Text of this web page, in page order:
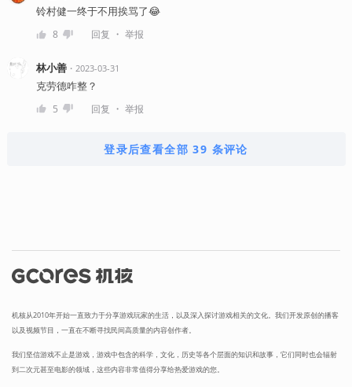
铃村健一终于不用挨骂了😂
8 回复 ・ 举报
林小善・ 2023-03-31
克劳德咋整？
5 回复 ・ 举报
登录后查看全部 39 条评论
机核从2010年开始一直致力于分享游戏玩家的生活，以及深入探讨游戏相关的文化。我们开发原创的播客
以及视频节目，一直在不断寻找民间高质量的内容创作者。
我们坚信游戏不止是游戏，游戏中包含的科学，文化，历史等各个层面的知识和故事，它们同时也会辐射
到二次元甚至电影的领域，这些内容非常值得分享给热爱游戏的您。